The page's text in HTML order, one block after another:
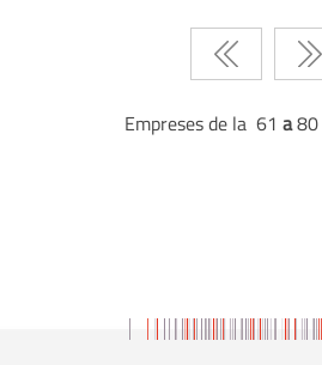
Empreses de la 61 a80